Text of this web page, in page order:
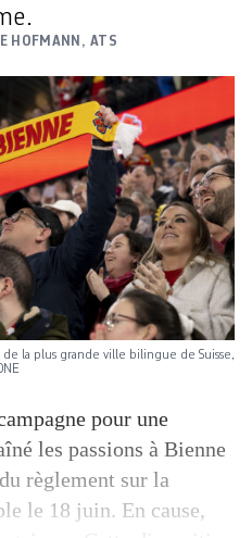
HOFMANN , ATS
la plus grande ville bilingue de Suisse,
pour une
les passions à Bienne
règlement sur la
le 18 juin. En cause,